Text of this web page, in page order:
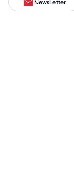
NewsLetter